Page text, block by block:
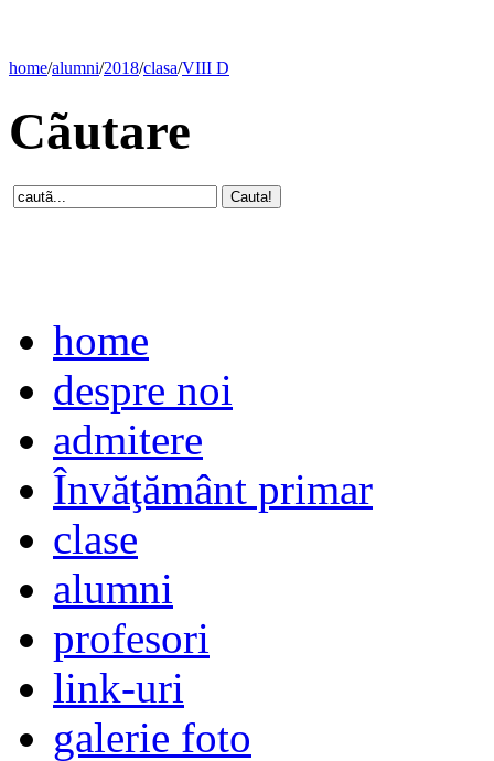
home/alumni/2018/clasa/VIII D
Cãutare
home
despre noi
admitere
Învăţământ primar
clase
alumni
profesori
link-uri
galerie foto